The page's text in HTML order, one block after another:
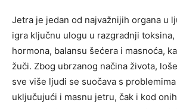
Jetra je jedan od najvažnijih organa u
igra ključnu ulogu u razgradnji
hormona, balansu šećera i masnoća,
žuči. Zbog ubrzanog načina života,
sve više ljudi se suočava s
uključujući i masnu jetru, čak i kod